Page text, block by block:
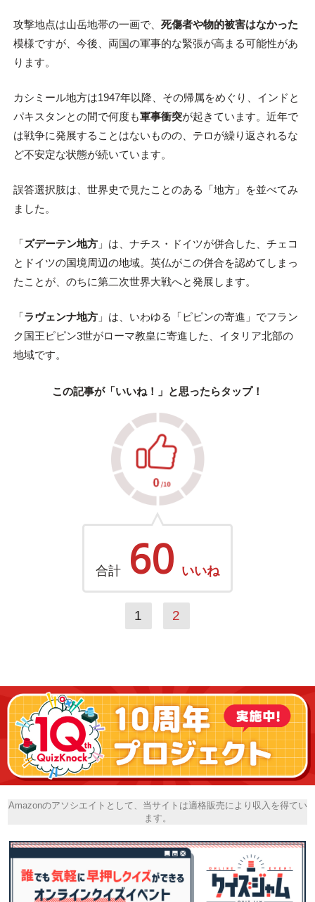
攻撃地点は山岳地帯の一画で、 死傷者や物的被害はなかった
模様ですが、今後、両国の軍事的な緊張が高まる可能性があ
ります。
カシミール地方は1947年以降、その帰属をめぐり、インドと
パキスタンとの間で何度も軍事衝突が起きています。近年で
は戦争に発展することはないものの、テロが繰り返されるな
ど不安定な状態が続いています。
誤答選択肢は、世界史で見たことのある「地方」を並べてみ
ました。
「ズデーテン地方」は、ナチス・ドイツが併合した、チェコ
とドイツの国境周辺の地域。英仏がこの併合を認めてしまっ
たことが、のちに第二次世界大戦へと発展します。
「ラヴェンナ地方」は、いわゆる「ピピンの寄進」でフラン
ク国王ピピン3世がローマ教皇に寄進した、イタリア北部の
地域です。
この記事が「いいね！」と思ったらタップ！
合計 60 いいね
1 2
Amazonのアソシエイトとして、当サイトは適格販売により収入を得てい
ます。